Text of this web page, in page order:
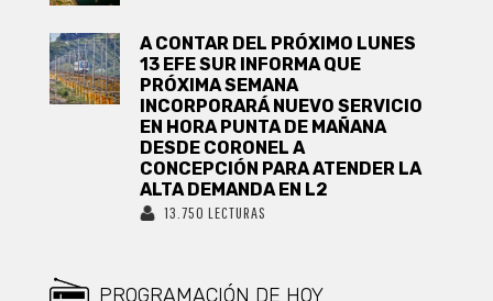
A CONTAR DEL PRÓXIMO LUNES
13 EFE SUR INFORMA QUE
PRÓXIMA SEMANA
INCORPORARÁ NUEVO SERVICIO
EN HORA PUNTA DE MAÑANA
DESDE CORONEL A
CONCEPCIÓN PARA ATENDER LA
ALTA DEMANDA EN L2
13.750 LECTURAS
PROGRAMACIÓN DE HOY